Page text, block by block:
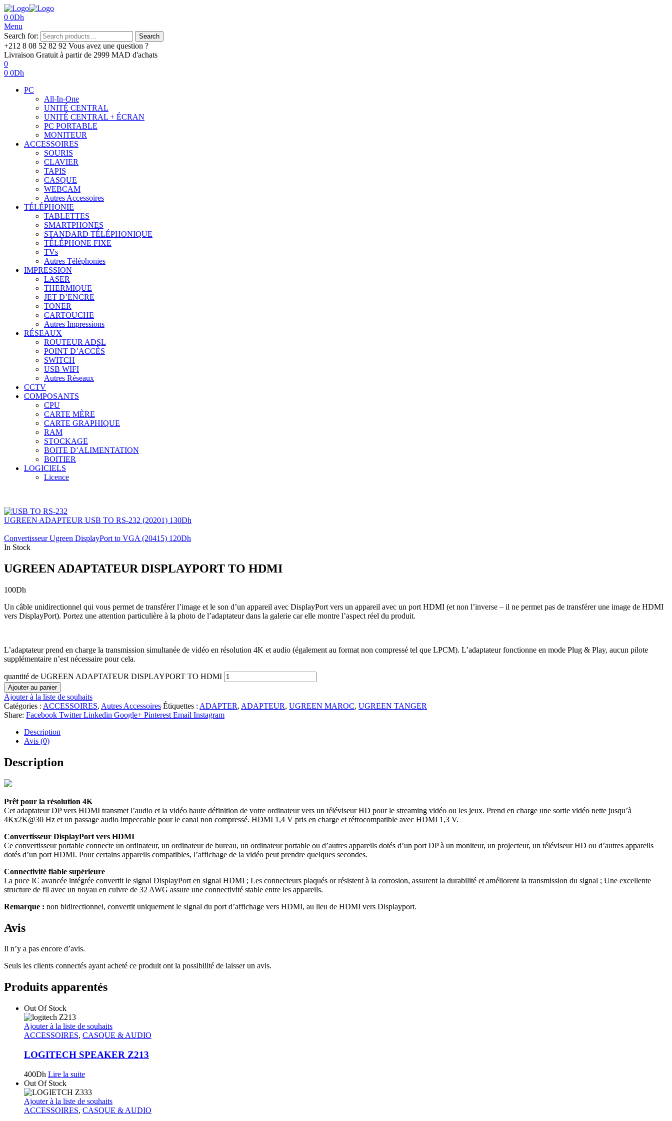
0 0Dh
Menu
Search for:
Search
+212 8 08 52 82 92‬ Vous avez une question ?
Livraison Gratuit à partir de 2999 MAD d'achats
0
0 0Dh
PC
All-In-One
UNITÉ CENTRAL
UNITÉ CENTRAL + ÉCRAN
PC PORTABLE
MONITEUR
ACCESSOIRES
SOURIS
CLAVIER
TAPIS
CASQUE
WEBCAM
Autres Accessoires
TÉLÉPHONIE
TABLETTES
SMARTPHONES
STANDARD TÉLÉPHONIQUE
TÉLÉPHONE FIXE
TVs
Autres Téléphonies
IMPRESSION
LASER
THERMIQUE
JET D’ENCRE
TONER
CARTOUCHE
Autres Impressions
RÉSEAUX
ROUTEUR ADSL
POINT D’ACCÈS
SWITCH
USB WIFI
Autres Réseaux
CCTV
COMPOSANTS
CPU
CARTE MÈRE
CARTE GRAPHIQUE
RAM
STOCKAGE
BOITE D’ALIMENTATION
BOITIER
LOGICIELS
Licence
UGREEN ADAPTEUR USB TO RS-232 (20201) 130Dh
Convertisseur Ugreen DisplayPort to VGA (20415) 120Dh
In Stock
UGREEN ADAPTATEUR DISPLAYPORT TO HDMI
100Dh
Un câble unidirectionnel qui vous permet de transférer l’image et le son d’un appareil avec DisplayPort vers un appareil avec un port HDMI (et non l’inverse – il ne permet pas de transférer une image de HDMI
vers DisplayPort). Portez une attention particulière à la photo de l’adaptateur dans la galerie car elle montre l’aspect réel du produit.
L’adaptateur prend en charge la transmission simultanée de vidéo en résolution 4K et audio (également au format non compressé tel que LPCM). L’adaptateur fonctionne en mode Plug & Play, aucun pilote
supplémentaire n’est nécessaire pour cela.
quantité de UGREEN ADAPTATEUR DISPLAYPORT TO HDMI
Ajouter au panier
Ajouter à la liste de souhaits
Catégories : ACCESSOIRES, Autres Accessoires Étiquettes : ADAPTER, ADAPTEUR, UGREEN MAROC, UGREEN TANGER
Share: Facebook Twitter Linkedin Google+ Pinterest Email Instagram
Description
Avis (0)
Description
Prêt pour la résolution 4K
Cet adaptateur DP vers HDMI transmet l’audio et la vidéo haute définition de votre ordinateur vers un téléviseur HD pour le streaming vidéo ou les jeux. Prend en charge une sortie vidéo nette jusqu’à
4Kx2K@30 Hz et un passage audio impeccable pour le canal non compressé. HDMI 1,4 V pris en charge et rétrocompatible avec HDMI 1,3 V.
Convertisseur DisplayPort vers HDMI
Ce convertisseur portable connecte un ordinateur, un ordinateur de bureau, un ordinateur portable ou d’autres appareils dotés d’un port DP à un moniteur, un projecteur, un téléviseur HD ou d’autres appareils
dotés d’un port HDMI. Pour certains appareils compatibles, l’affichage de la vidéo peut prendre quelques secondes.
Connectivité fiable supérieure
La puce IC avancée intégrée convertit le signal DisplayPort en signal HDMI ; Les connecteurs plaqués or résistent à la corrosion, assurent la durabilité et améliorent la transmission du signal ; Une excellente
structure de fil avec un noyau en cuivre de 32 AWG assure une connectivité stable entre les appareils.
Remarque : non bidirectionnel, convertit uniquement le signal du port d’affichage vers HDMI, au lieu de HDMI vers Displayport.
Avis
Il n’y a pas encore d’avis.
Seuls les clients connectés ayant acheté ce produit ont la possibilité de laisser un avis.
Produits apparentés
Out Of Stock
Ajouter à la liste de souhaits
ACCESSOIRES, CASQUE & AUDIO
LOGITECH SPEAKER Z213
400Dh Lire la suite
Out Of Stock
Ajouter à la liste de souhaits
ACCESSOIRES, CASQUE & AUDIO